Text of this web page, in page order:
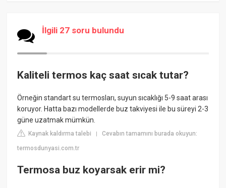
İlgili 27 soru bulundu
Kaliteli termos kaç saat sıcak tutar?
Örneğin standart su termosları, suyun sıcaklığı 5-9 saat arası
koruyor. Hatta bazı modellerde buz takviyesi ile bu süreyi 2-3
güne uzatmak mümkün.
Kaynak kaldırma talebi |Cevabın tamamını burada okuyun:
termosdunyasi.com.tr
Termosa buz koyarsak erir mi?